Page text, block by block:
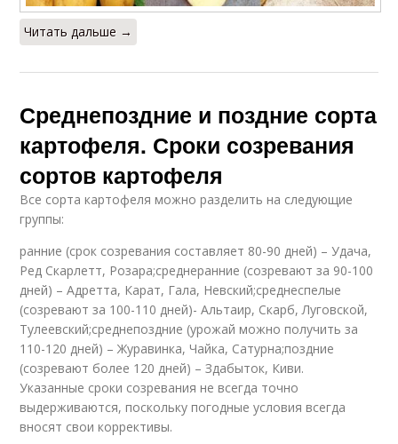
Читать дальше →
Среднепоздние и поздние сорта
картофеля. Сроки созревания
сортов картофеля
Все сорта картофеля можно разделить на следующие
группы:
ранние (срок созревания составляет 80-90 дней) – Удача,
Ред Скарлетт, Розара;среднеранние (созревают за 90-100
дней) – Адретта, Карат, Гала, Невский;среднеспелые
(созревают за 100-110 дней)- Альтаир, Скарб, Луговской,
Тулеевский;среднепоздние (урожай можно получить за
110-120 дней) – Журавинка, Чайка, Сатурна;поздние
(созревают более 120 дней) – Здабыток, Киви.
Указанные сроки созревания не всегда точно
выдерживаются, поскольку погодные условия всегда
вносят свои коррективы.